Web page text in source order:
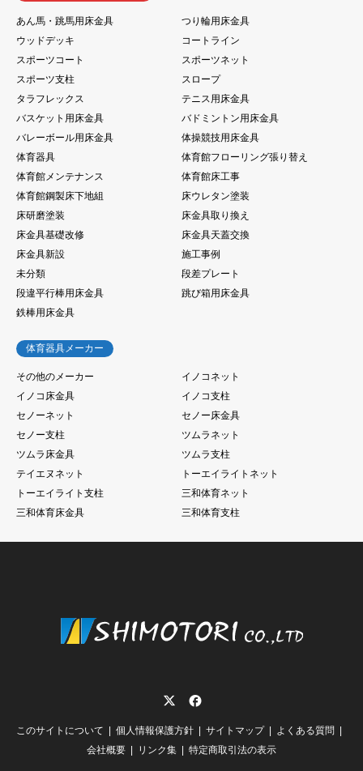
あん馬・跳馬用床金具
つり輪用床金具
ウッドデッキ
コートライン
スポーツコート
スポーツネット
スポーツ支柱
スロープ
タラフレックス
テニス用床金具
バスケット用床金具
バドミントン用床金具
バレーボール用床金具
体操競技用床金具
体育器具
体育館フローリング張り替え
体育館メンテナンス
体育館床工事
体育館鋼製床下地組
床ウレタン塗装
床研磨塗装
床金具取り換え
床金具基礎改修
床金具天蓋交換
床金具新設
施工事例
未分類
段差プレート
段違平行棒用床金具
跳び箱用床金具
鉄棒用床金具
体育器具メーカー
その他のメーカー
イノコネット
イノコ床金具
イノコ支柱
セノーネット
セノー床金具
セノー支柱
ツムラネット
ツムラ床金具
ツムラ支柱
テイエヌネット
トーエイライトネット
トーエイライト支柱
三和体育ネット
三和体育床金具
三和体育支柱
このサイトについて 個人情報保護方針 サイトマップ
よくある質問
会社概要
リンク集 特定商取引法の表示